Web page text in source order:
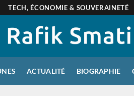
TECH, ÉCONOMIE & SOUVERAINETÉ
ACTUALITÉ BIOGRAPHIE